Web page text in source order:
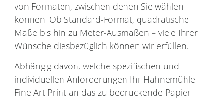
von Formaten, zwischen denen Sie wählen
können. Ob Standard-Format, quadratische
Maße bis hin zu Meter-Ausmaßen – viele Ihrer
Wünsche diesbezüglich können wir erfüllen.
Abhängig davon, welche spezifischen und
individuellen Anforderungen Ihr Hahnemühle
Fine Art Print an das zu bedruckende Papier